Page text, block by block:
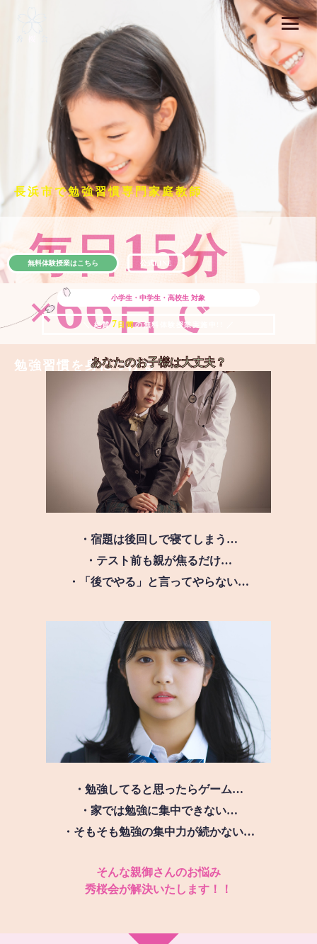
長浜市で勉強習慣専門家庭教師
毎日15分
×66日で
勉強習慣を身につける
小学生・中学生・高校生 対象
＼ 絶賛 7 日間の無料体験授業実施中!! ／
無料体験授業はこちら 公式LINE
あなたのお子様は大丈夫？
・宿題は後回しで寝てしまう…
・テスト前も親が焦るだけ…
・「後でやる」と言ってやらない…
・勉強してると思ったらゲーム…
・家では勉強に集中できない…
・そもそも勉強の集中力が続かない…
そんな親御さんのお悩み
秀桜会が解決いたします！！